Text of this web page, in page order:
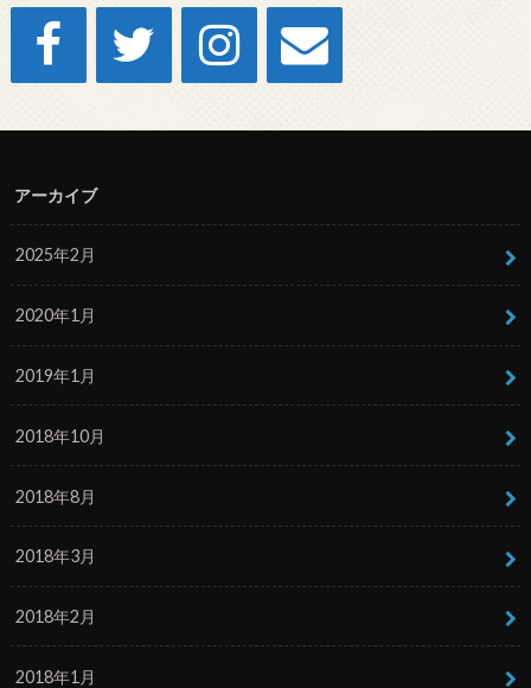
アーカイブ
2025年2月
2020年1月
2019年1月
2018年10月
2018年8月
2018年3月
2018年2月
2018年1月